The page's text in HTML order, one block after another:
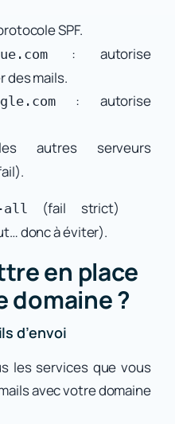
SPF.
: autorise
des mails.
: autorise
autres serveurs
all
(fail strict)
donc à éviter).
en place
domaine ?
d’envoi
les services que vous
avec votre domaine